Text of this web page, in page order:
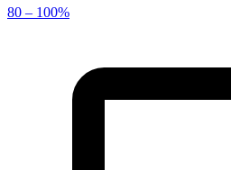
80 – 100%